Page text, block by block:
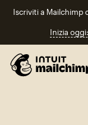
Iscriviti a Mailchimp
Inizia